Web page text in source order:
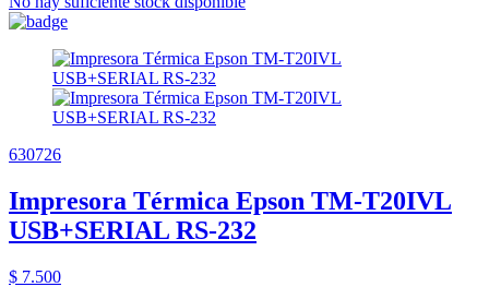
630726
Impresora Térmica Epson TM-T20IVL
USB+SERIAL RS-232
$ 7.500